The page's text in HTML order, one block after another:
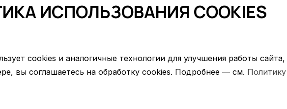
ИСПОЛЬЗОВАНИЯ COOKIES
cookies и аналогичные технологии для улучшения работы
вы соглашаетесь на обработку cookies. Подробнее — см.